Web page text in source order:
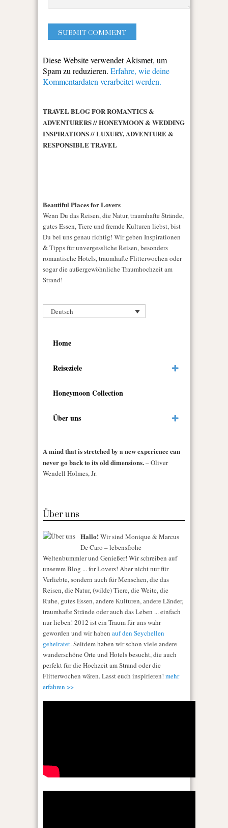
Diese Website verwendet Akismet, um
Spam zu reduzieren. Erfahre, wie deine
Kommentardaten verarbeitet werden.
TRAVEL BLOG FOR ROMANTICS &
ADVENTURERS // HONEYMOON & WEDDING
INSPIRATIONS // LUXURY, ADVENTURE &
RESPONSIBLE TRAVEL
Beautiful Places for Lovers
Wenn Du das Reisen, die Natur, traumhafte Strände,
gutes Essen, Tiere und fremde Kulturen liebst, bist
Du bei uns genau richtig! Wir geben Inspirationen
& Tipps für unvergessliche Reisen, besonders
romantische Hotels, traumhafte Flitterwochen oder
sogar die außergewöhnliche Traumhochzeit am
Strand!
Deutsch
Home
Reiseziele
Honeymoon Collection
Über uns
A mind that is stretched by a new experience can
never go back to its old dimensions.– Oliver
Wendell Holmes, Jr.
Über uns
Hallo!Wir sind Monique & Marcus
De Caro – lebensfrohe
Weltenbummler und Genießer! Wir schreiben auf
unserem Blog ... for Lovers! Aber nicht nur für
Verliebte, sondern auch für Menschen, die das
Reisen, die Natur, (wilde) Tiere, die Weite, die
Ruhe, gutes Essen, andere Kulturen, andere Länder,
traumhafte Strände oder auch das Leben ... einfach
nur lieben! 2012 ist ein Traum für uns wahr
geworden und wir haben auf den Seychellen
geheiratet. Seitdem haben wir schon viele andere
wunderschöne Orte und Hotels besucht, die auch
perfekt für die Hochzeit am Strand oder die
Flitterwochen wären. Lasst euch inspirieren! mehr
erfahren >>